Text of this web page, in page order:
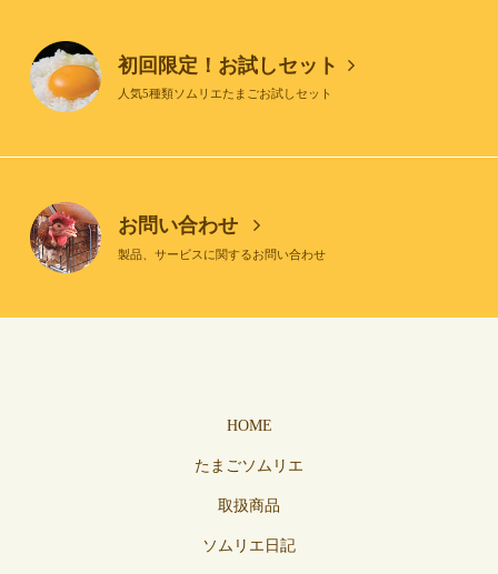
初回限定！お試しセット
人気5種類ソムリエたまごお試しセット
お問い合わせ
製品、サービスに関するお問い合わせ
HOME
たまごソムリエ
取扱商品
ソムリエ日記